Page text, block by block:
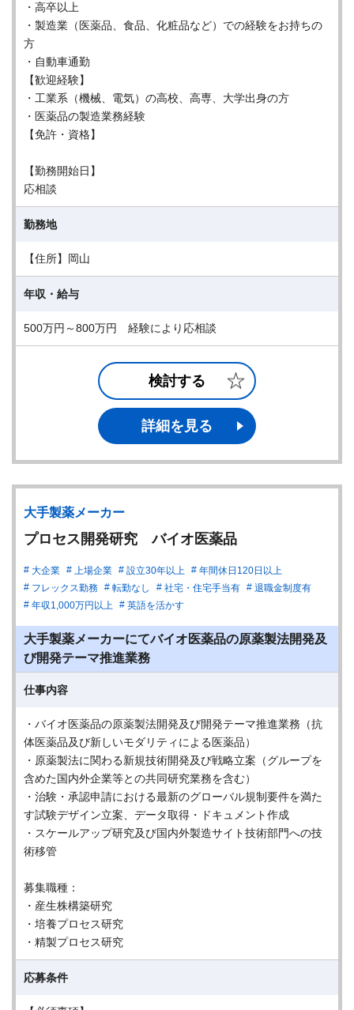
・高卒以上
・製造業（医薬品、食品、化粧品など）での経験をお持ちの
方
・自動車通勤
【歓迎経験】
・工業系（機械、電気）の高校、高専、大学出身の方
・医薬品の製造業務経験
【免許・資格】
【勤務開始日】
応相談
勤務地
【住所】岡山
年収・給与
500万円～800万円 経験により応相談
検討する
詳細を見る
大手製薬メーカー
プロセス開発研究 バイオ医薬品
大企業 上場企業 設立30年以上
年間休日120日以上
フレックス勤務
転勤なし 社宅・住宅手当有
退職金制度有
年収1,000万円以上
英語を活かす
大手製薬メーカーにてバイオ医薬品の原薬製法開発及
び開発テーマ推進業務
仕事内容
・バイオ医薬品の原薬製法開発及び開発テーマ推進業務（抗
体医薬品及び新しいモダリティによる医薬品）
・原薬製法に関わる新規技術開発及び戦略立案（グループを
含めた国内外企業等との共同研究業務を含む）
・治験・承認申請における最新のグローバル規制要件を満た
す試験デザイン立案、データ取得・ドキュメント作成
・スケールアップ研究及び国内外製造サイト技術部門への技
術移管
募集職種：
・産生株構築研究
・培養プロセス研究
・精製プロセス研究
応募条件